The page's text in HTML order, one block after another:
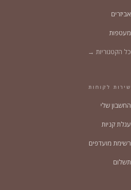
אביזרים
מעטפות
כל הקטגוריות →
שירות לקוחות
החשבון שלי
עגלת קניות
רשימת מועדפים
תשלום